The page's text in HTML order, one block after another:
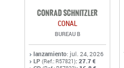
CONRAD SCHNITZLER
CONAL
BUREAU B
lanzamiento: jul. 24, 2026
LP (Ref.: R57821): 27.7 €